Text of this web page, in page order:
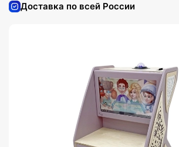
Доставка по всей России